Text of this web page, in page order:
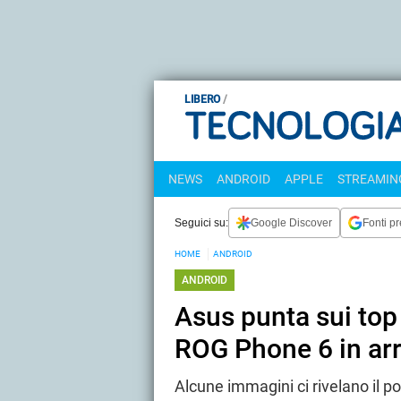
LIBERO
NEWS ANDROID APPLE
Seguici su: Google Discover Fonti
HOME ANDROID
ANDROID
Asus punta sui
ROG Phone 6 in
Alcune immagini ci rivelano il